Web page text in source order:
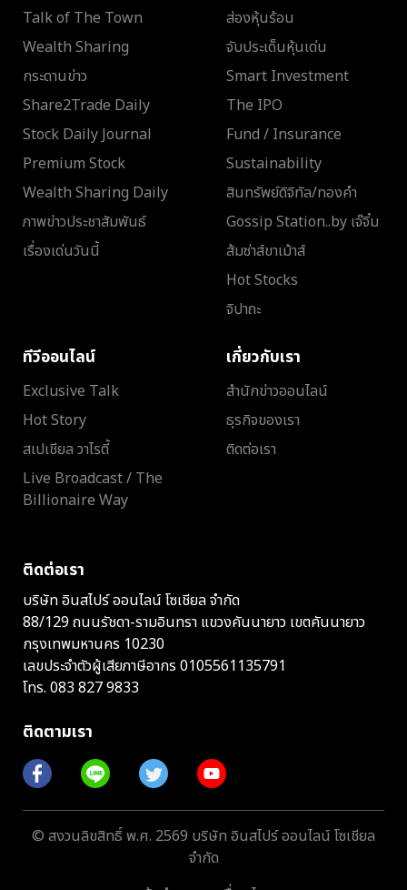
Talk of The Town
Wealth Sharing
กระดานข่าว
Share2Trade Daily
Stock Daily Journal
Premium Stock
Wealth Sharing Daily
ภาพข่าวประชาสัมพันธ์
เรื่องเด่นวันนี้
ส่องหุ้นร้อน
จับประเด็นหุ้นเด่น
Smart Investment
The IPO
Fund / Insurance
Sustainability
สินทรัพย์ดิจิทัล/ทองคำ
Gossip Station..by เจ๊จิ๋ม
ส้มซ่าส์ขาเม้าส์
Hot Stocks
จิปาถะ
ทีวีออนไลน์
Exclusive Talk
Hot Story
สเปเชียล วาไรตี้
Live Broadcast / The
Billionaire Way
เกี่ยวกับเรา
สำนักข่าวออนไลน์
ธุรกิจของเรา
ติดต่อเรา
ติดต่อเรา
บริษัท อินสไปร์ ออนไลน์ โซเชียล จำกัด
88/129 ถนนรัชดา-รามอินทรา แขวงคันนายาว เขตคันนายาว
กรุงเทพมหานคร 10230
เลขประจำตัวผู้เสียภาษีอากร 0105561135791
โทร. 083 827 9833
ติดตามเรา
© สงวนลิขสิทธิ์ พ.ศ. 2569 บริษัท อินสไปร์ ออนไลน์ โซเชียล
จำกัด